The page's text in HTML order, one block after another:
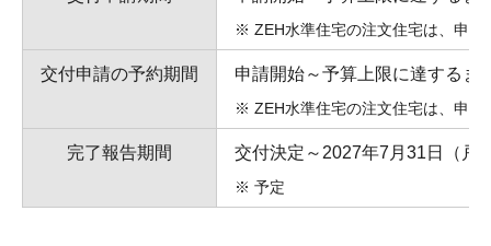
ZEH水準住宅の注文住宅は、申
交付申請の予約期間 申請開始～予算上限に達するま
ZEH水準住宅の注文住宅は、申
完了報告期間 交付決定～2027年7月31日（戸
予定